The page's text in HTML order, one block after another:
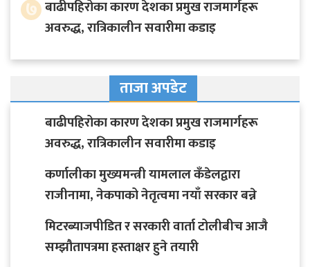
७ बाढीपहिरोका कारण देशका प्रमुख राजमार्गहरू
अवरुद्ध, रात्रिकालीन सवारीमा कडाइ
ताजा अपडेट
बाढीपहिरोका कारण देशका प्रमुख राजमार्गहरू
अवरुद्ध, रात्रिकालीन सवारीमा कडाइ
कर्णालीका मुख्यमन्त्री यामलाल कँडेलद्वारा
राजीनामा, नेकपाको नेतृत्वमा नयाँ सरकार बन्ने
मिटरब्याजपीडित र सरकारी वार्ता टोलीबीच आजै
सम्झौतापत्रमा हस्ताक्षर हुने तयारी